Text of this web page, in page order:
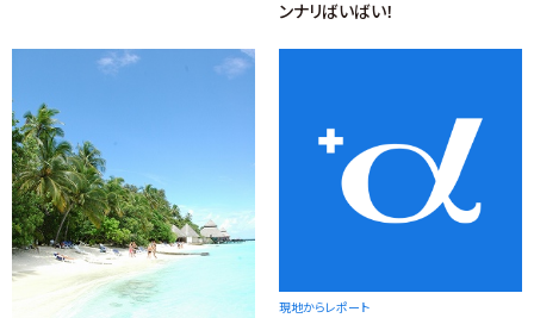
ンナリばいばい！
現地からレポート